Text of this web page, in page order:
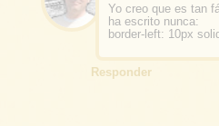
Yo creo que es tan
ha escrito nunca:
border-left: 10px
Responder